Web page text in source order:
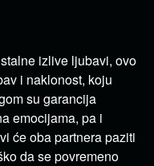
izlive ljubavi, ovo
i naklonost, koju
su garancija
emocijama, pa i
će oba partnera paziti
da se povremeno